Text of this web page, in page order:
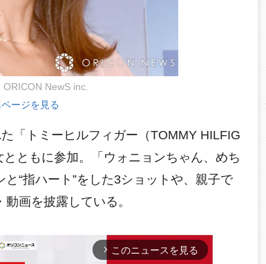
ORICON NewS inc.
ージを見る
「トミーヒルフィガー（TOMMY HILFIG
ともに参加。「ウォニョンちゃん、めち
“指ハート”をした3ショットや、親子で
画を披露している。
arrow_forward_ios このニュースを見る